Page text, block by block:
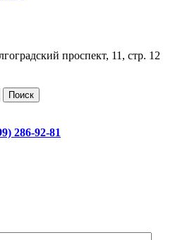
проспект, 11, стр. 12
Поиск
286-92-81